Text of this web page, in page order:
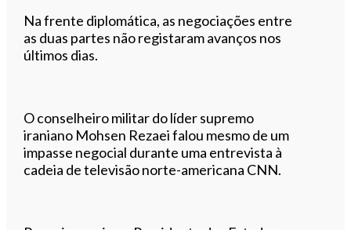
Na frente diplomática, as negociações entre
as duas partes não registaram avanços nos
últimos dias.
O conselheiro militar do líder supremo
iraniano Mohsen Rezaei falou mesmo de um
impasse negocial durante uma entrevista à
cadeia de televisão norte-americana CNN.